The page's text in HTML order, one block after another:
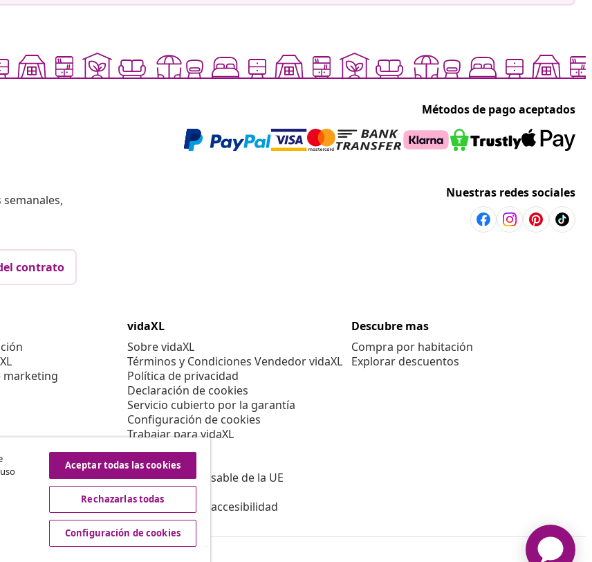
Métodos de pago aceptados
Nuestras redes sociales
contrato
marketing
vidaXL
Sobre vidaXL
Términos y Condiciones Vendedor vidaXL
Política de privacidad
Declaración de cookies
Servicio cubierto por la garantía
Configuración de cookies
Trabajar para vidaXL
Aviso legal
Seguridad
Persona responsable de la UE
Política de EPR
Información de accesibilidad
Descubre mas
Compra por habitación
Explorar descuentos
Aceptar todas las cookies
Rechazarlas todas
Configuración de cookies